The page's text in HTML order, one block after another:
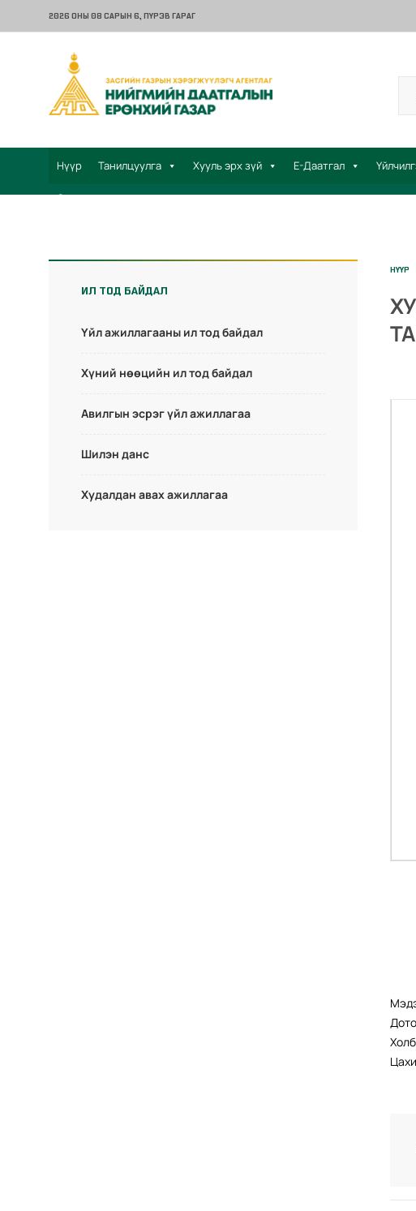
2026 ОНЫ 08 САРЫН 6, ПҮРЭВ ГАРАГ
Нүүр Танилцуулга Хууль эрх зүй Е-Даатгал
Санал хүсэлт
ИЛ ТОД БАЙДАЛ
Үйл ажиллагааны ил тод байдал
Хүний нөөцийн ил тод байдал
Авилгын эсрэг үйл ажиллагаа
Шилэн данс
Худалдан авах ажиллагаа
НҮҮР